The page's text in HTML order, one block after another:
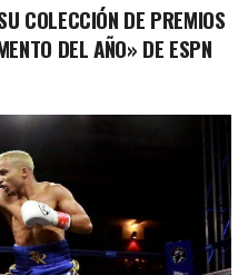
COLECCIÓN DE PREMIOS
DEL AÑO» DE ESPN